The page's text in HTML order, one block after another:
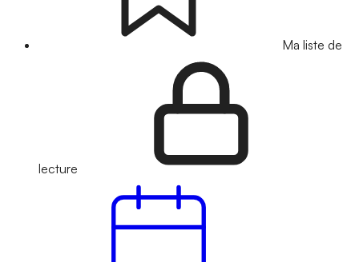
Ma liste de
lecture